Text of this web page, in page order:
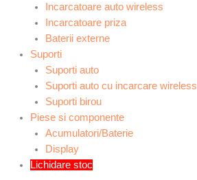
Incarcatoare auto wireless
Incarcatoare priza
Baterii externe
Suporti
Suporti auto
Suporti auto cu incarcare wireless
Suporti birou
Piese si componente
Acumulatori/Baterie
Display
Lichidare stoc